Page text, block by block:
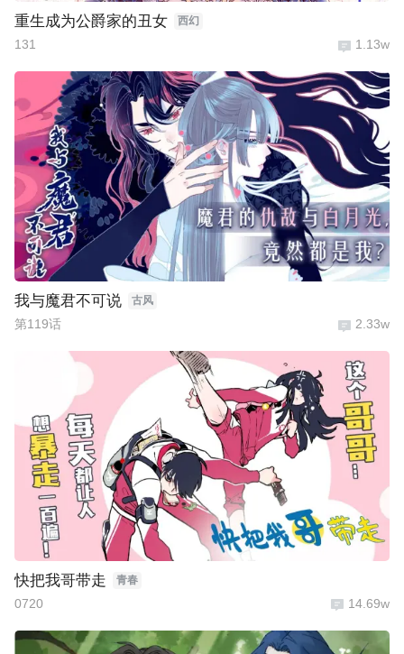
重生成为公爵家的丑女 西幻
131 1.13w
我与魔君不可说 古风
第119话 2.33w
快把我哥带走 青春
0720 14.69w